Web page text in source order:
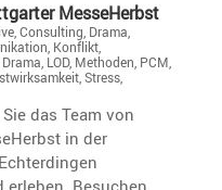
MesseHerbst
, Consulting Drama
Konflikt,
LOD, Methoden PCM
, Stress,
das Team von
in der